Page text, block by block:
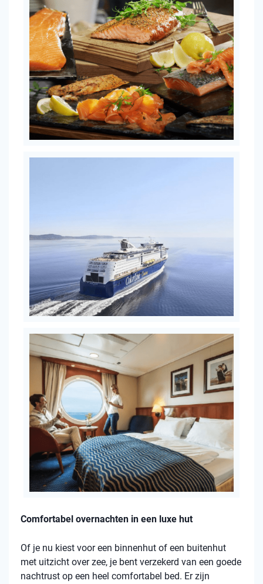
Comfortabel overnachten in een luxe hut
Of je nu kiest voor een binnenhut of een buitenhut
met uitzicht over zee, je bent verzekerd van een goede
nachtrust op een heel comfortabel bed. Er zijn